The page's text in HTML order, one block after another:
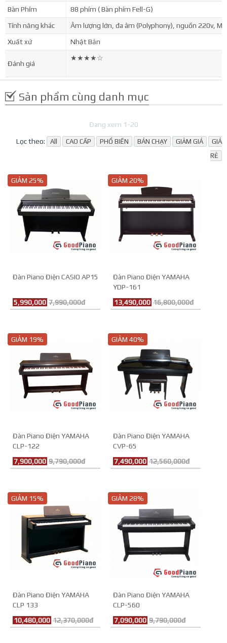
Bàn Phím
88 phím ( Bàn phím Fell-G)
Tính năng khác
Âm lượng lớn, đa âm (Polyphony), nguồn 220v,
Xuất xứ
Nhật Bản
Đánh giá
★★★★☆
Sản phẩm cùng danh mục
Đang xem 1-20
Lọc theo: All CAO CẤP PHỔ BIẾN BÁN CHẠY GIẢM GIÁ
GIÁ
RẺ
GIẢM 25%
Đàn Piano Điện CASIO AP15
5,990,000 7,990,000đ
GIẢM 20%
Đàn Piano Điện YAMAHA
YDP-161
13,490,000 16,800,000đ
GIẢM 19%
Đàn Piano Điện YAMAHA
CLP-122
7,900,000 9,790,000đ
GIẢM 40%
Đàn Piano Điện YAMAHA
CVP-65
7,490,000 12,560,000đ
GIẢM 15%
Đàn Piano Điện YAMAHA
CLP 133
10,480,000 12,370,000đ
GIẢM 28%
Đàn Piano Điện YAMAHA
CLP-560
7,090,000 9,790,000đ